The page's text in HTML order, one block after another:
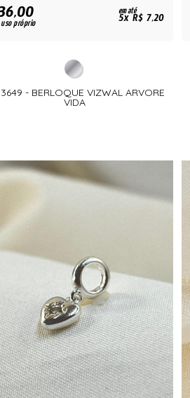
próprio
em até
5x R$ 7,20
- BERLOQUE VIZWAL ARVORE
VIDA